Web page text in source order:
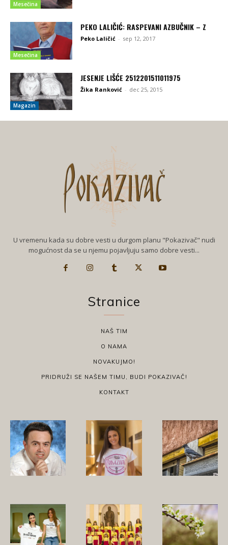
Mesečina
Mesečina
PEKO LALIČIĆ: RASPEVANI AZBUČNIK – Z
Peko Laličić - sep 12, 2017
Magazin
JESENJE LIŠĆE 2512201511011975
Žika Ranković - dec 25, 2015
U vremenu kada su dobre vesti u durgom planu "Pokazivač" nudi
mogućnost da se u njemu pojavljuju samo dobre vesti...
Stranice
NAŠ TIM
O NAMA
NOVAKUJMO!
PRIDRUŽI SE NAŠEM TIMU, BUDI POKAZIVAČ!
KONTAKT